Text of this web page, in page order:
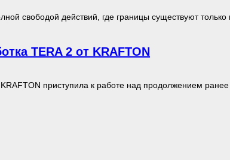
свободой действий, где границы существуют
TERA 2 от KRAFTON
приступила к работе над продолжением